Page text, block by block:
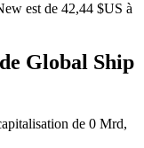
est de 42,44 $US à
Global Ship
de 0 Mrd,